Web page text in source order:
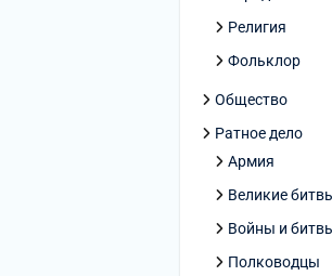
Религия
Фольклор
Общество
Ратное дело
Армия
Великие
Войны и
Полководцы